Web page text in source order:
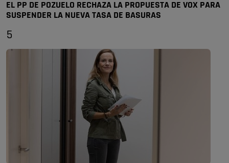
EL PP DE POZUELO RECHAZA LA PROPUESTA DE VOX PARA
SUSPENDER LA NUEVA TASA DE BASURAS
5